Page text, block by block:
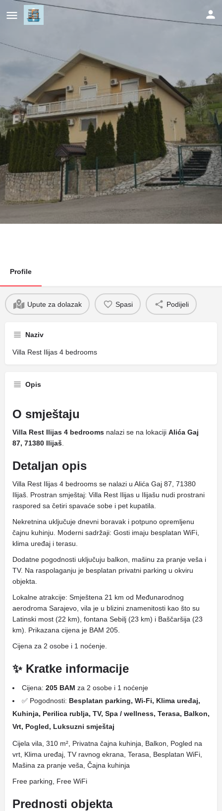
Villa Rest Ilijas 4 bedrooms
Profile
Upute za dolazak Spasi Podijeli
Naziv
Villa Rest Ilijas 4 bedrooms
Opis
O smještaju
Villa Rest Ilijas 4 bedrooms nalazi se na lokaciji Alića Gaj
87, 71380 Ilijaš
Detaljan opis
Villa Rest Ilijas 4 bedrooms se nalazi u Alića Gaj 87, 71380
Ilijaš. Prostran smještaj: Villa Rest Ilijas u Ilijašu nudi prostrani
raspored sa četiri spavaće sobe i pet kupatila.
Nekretnina uključuje dnevni boravak i potpuno opremljenu
čajnu kuhinju. Moderni sadržaji: Gosti imaju besplatan WiFi,
klima uređaj i terasu.
Dodatne pogodnosti uključuju balkon, mašinu za pranje veša i
TV. Na raspolaganju je besplatan privatni parking u okviru
objekta.
Lokalne atrakcije: Smještena 21 km od Međunarodnog
aerodroma Sarajevo, vila je u blizini znamenitosti kao što su
Latinski most (22 km), fontana Sebilj (23 km) i Baščaršija (23
km). Prikazana cijena je BAM 205.
Cijena za 2 osobe i 1 noćenje.
✨ Kratke informacije
Cijena: 205 BAM za 2 osobe i 1 noćenje
✅ Pogodnosti: Besplatan parking, Wi-Fi, Klima uređaj,
Kuhinja, Perilica rublja, TV, Spa / wellness, Terasa, Balkon,
Vrt, Pogled, Luksuzni smještaj
Cijela vila, 310 m², Privatna čajna kuhinja, Balkon, Pogled na
vrt, Klima uređaj, TV ravnog ekrana, Terasa, Besplatan WiFi,
Mašina za pranje veša, Čajna kuhinja
Free parking, Free WiFi
Prednosti objekta